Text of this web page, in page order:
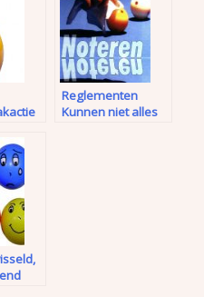
Reglementen
Kunnen niet alles